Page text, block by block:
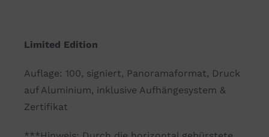
Limited Edition
Auflage: 100, signiert, Panoramaformat, Druck
auf Aluminium, inklusive Aufhängesystem &
Zertifikat